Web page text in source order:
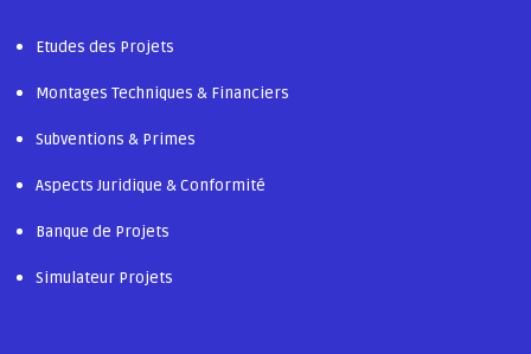
Etudes des Projets
Montages Techniques & Financiers
Subventions & Primes
Aspects Juridique & Conformité
Banque de Projets
Simulateur Projets